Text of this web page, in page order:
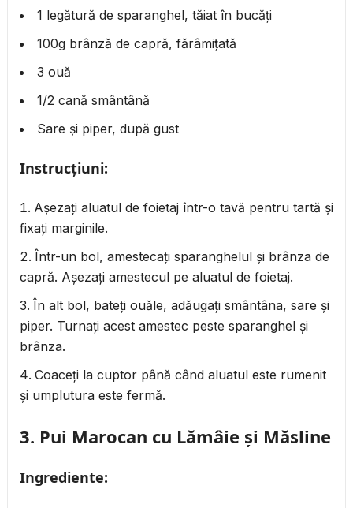
1 legătură de sparanghel, tăiat în bucăți
100g brânză de capră, fărâmițată
3 ouă
1/2 cană smântână
Sare și piper, după gust
Instrucțiuni:
Așezați aluatul de foietaj într-o tavă pentru tartă și
fixați marginile.
Într-un bol, amestecați sparanghelul și brânza de
capră. Așezați amestecul pe aluatul de foietaj.
În alt bol, bateți ouăle, adăugați smântâna, sare și
piper. Turnați acest amestec peste sparanghel și
brânza.
Coaceți la cuptor până când aluatul este rumenit
și umplutura este fermă.
3. Pui Marocan cu Lămâie și Măsline
Ingrediente: